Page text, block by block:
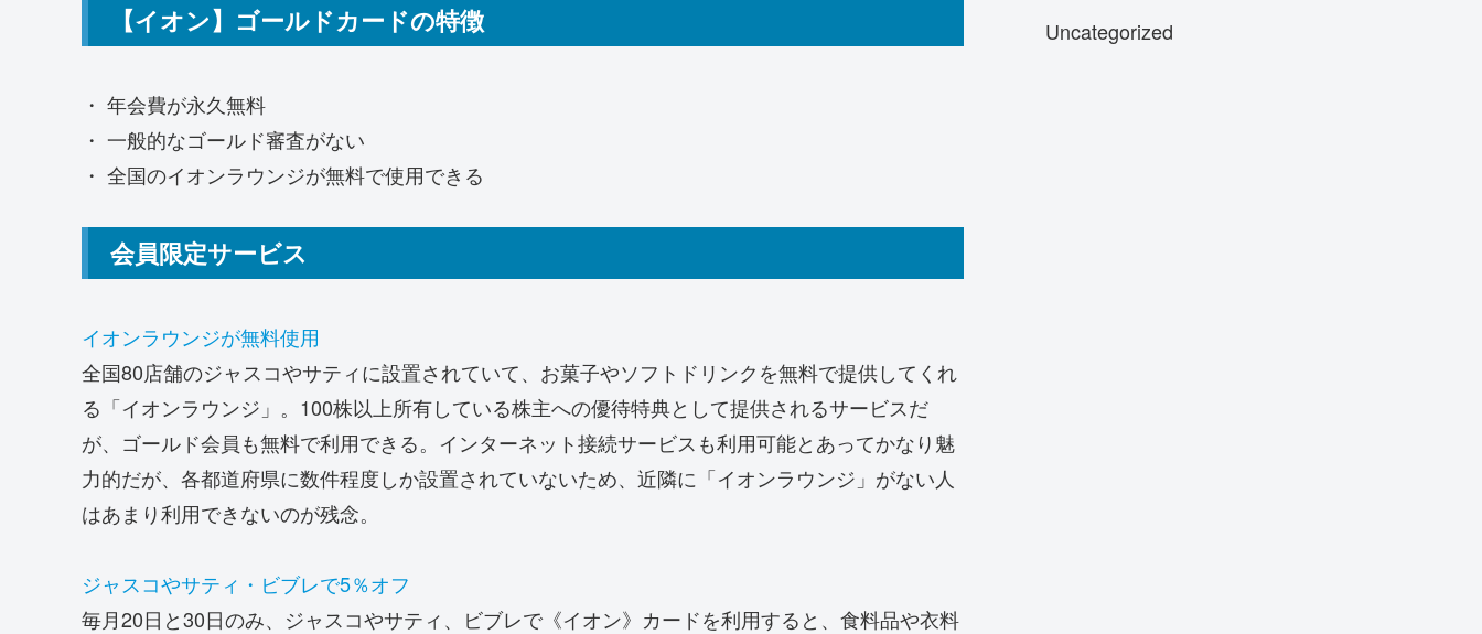
【イオン】ゴールドカードの特徴
・ 年会費が永久無料
・ 一般的なゴールド審査がない
・ 全国のイオンラウンジが無料で使用できる
会員限定サービス
イオンラウンジが無料使用
全国80店舗のジャスコやサティに設置されていて、お菓子やソフトドリンクを無料で提供してくれ
る「イオンラウンジ」。100株以上所有している株主への優待特典として提供されるサービスだ
が、ゴールド会員も無料で利用できる。インターネット接続サービスも利用可能とあってかなり魅
力的だが、各都道府県に数件程度しか設置されていないため、近隣に「イオンラウンジ」がない人
はあまり利用できないのが残念。
ジャスコやサティ・ビブレで5％オフ
毎月20日と30日のみ、ジャスコやサティ、ビブレで《イオン》カードを利用すると、食料品や衣料
Uncategorized